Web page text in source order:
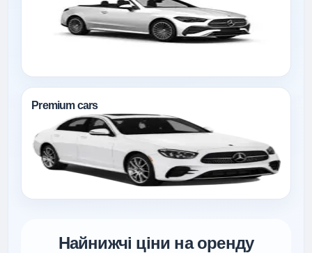
Premium cars
Найнижчі ціни на оренду